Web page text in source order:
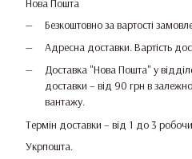
Нова Пошта
Безкоштовно за вартості
Адресна доставки. Вартість
Доставка "Нова Пошта" у
доставки – від 90 грн в
вантажу.
Термін доставки – від 1 до 3
Укрпошта.